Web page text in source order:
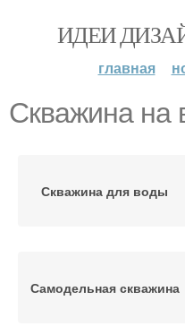
ИДЕИ
главная
Скважина на
Скважина для воды
Самодельная скважина